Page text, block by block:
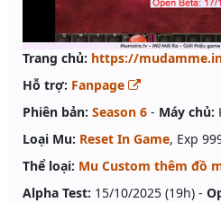
Trang chủ: https://
Hỗ trợ: Fanpage
Phiên bản: Season 6 - Máy chủ:
Loại Mu: Reset In Game, Exp
Thể loại: Mu Custom thêm đồ
Alpha Test: 15/10/2025 (19h) -